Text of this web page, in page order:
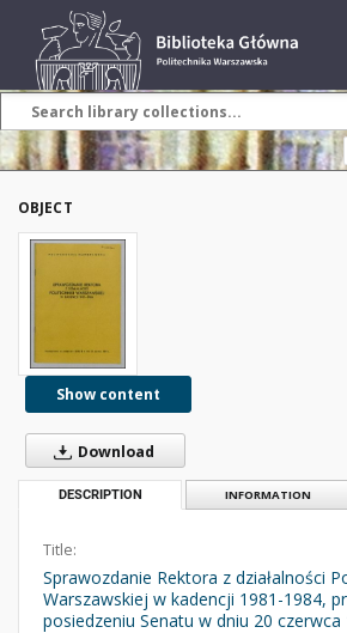
OBJECT
Show content
Download
DESCRIPTION INFORMATION
Title:
Sprawozdanie Rektora z działalności
Warszawskiej w kadencji 1981-1984,
posiedzeniu Senatu w dniu 20 czerwca